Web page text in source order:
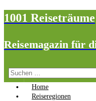
1001 Reiseträume
Reisemagazin für
Suchen
nach:
Home
Reiseregionen